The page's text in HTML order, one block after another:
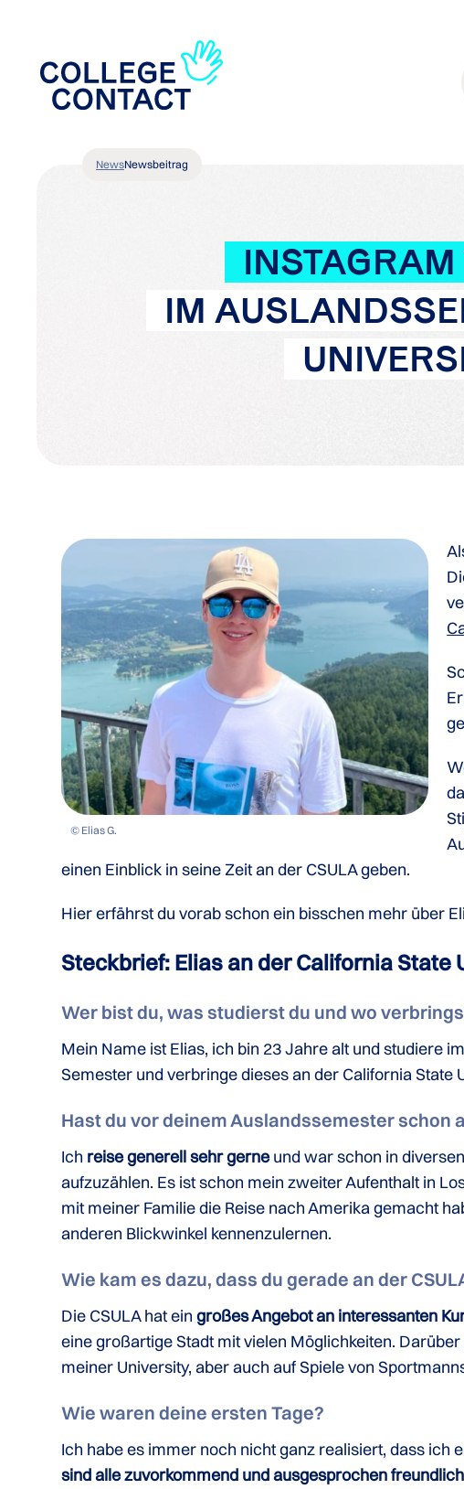
NewsNewsbeitrag
IM
© Elias G.
einen Einblick in seine Zeit an der CSULA geben.
Hier erfährst du vorab schon ein bisschen mehr über
Steckbrief: Elias an der California State
Wer bist du, was studierst du und wo
Mein Name ist Elias, ich bin 23 Jahre alt und studiere
Semester und verbringe dieses an der California State
Hast du vor deinem Auslandssemester
Ich reise generell sehr gerneund war schon in
aufzuzählen. Es ist schon mein zweiter Aufenthalt in
mit meiner Familie die Reise nach Amerika gemacht
anderen Blickwinkel kennenzulernen.
Wie kam es dazu, dass du gerade an der
Die CSULA hat eingroßes Angebot an interessanten
eine großartige Stadt mit vielen Möglichkeiten.
meiner University, aber auch auf Spiele von
Wie waren deine ersten Tage?
Ich habe es immer noch nicht ganz realisiert, dass ich
sind alle zuvorkommend und ausgesprochen freundlich